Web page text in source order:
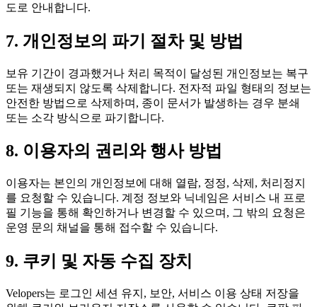
도로 안내합니다.
7. 개인정보의 파기 절차 및 방법
보유 기간이 경과했거나 처리 목적이 달성된 개인정보는 복구
또는 재생되지 않도록 삭제합니다. 전자적 파일 형태의 정보는
안전한 방법으로 삭제하며, 종이 문서가 발생하는 경우 분쇄
또는 소각 방식으로 파기합니다.
8. 이용자의 권리와 행사 방법
이용자는 본인의 개인정보에 대해 열람, 정정, 삭제, 처리정지
를 요청할 수 있습니다. 계정 정보와 닉네임은 서비스 내 프로
필 기능을 통해 확인하거나 변경할 수 있으며, 그 밖의 요청은
운영 문의 채널을 통해 접수할 수 있습니다.
9. 쿠키 및 자동 수집 장치
Velopers는 로그인 세션 유지, 보안, 서비스 이용 상태 저장을